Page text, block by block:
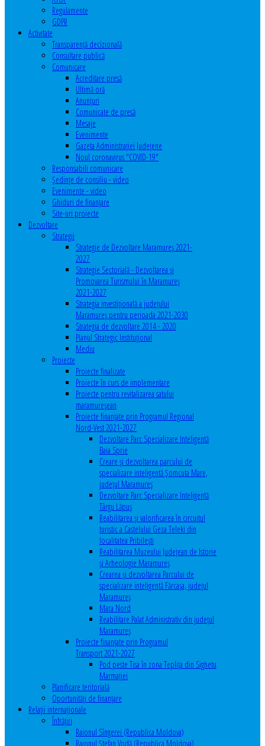
Regulamente
GDPR
Activitate
Transparenţă decizională
Consultare publică
Comunicare
Acreditare presă
Ultimă oră
Anunţuri
Comunicate de presă
Mesaje
Evenimente
Gazeta Administraţiei Judeţene
Noul coronavirus "COVID-19"
Responsabili comunicare
Şedinţe de consiliu - video
Evenimente - video
Ghiduri de finanţare
Site-uri proiecte
Dezvoltare
Strategii
Strategie de Dezvoltare Maramureș 2021-
2027
Strategie Sectorială - Dezvoltarea și
Promovarea Turismului în Maramureș
2021-2027
Strategia investiţională a județului
Maramureș pentru perioada 2021-2030
Strategia de dezvoltare 2014 - 2020
Planul Strategic Instituţional
Mediu
Proiecte
Proiecte finalizate
Proiecte în curs de implementare
Proiecte pentru revitalizarea satului
maramureşean
Proiecte finanțate prin Programul Regional
Nord-Vest 2021-2027
Dezvoltare Parc Specializare Inteligentă
Baia Sprie
Creare și dezvoltarea parcului de
specializare inteligentă Șomcuta Mare,
județul Maramureș
Dezvoltare Parc Specializare Inteligentă
Târgu Lăpuș
Reabilitarea și valorificarea în circuitul
turistic a Castelului Geza Teleki din
localitatea Pribilești
Reabilitarea Muzeului Județean de Istorie
și Arheologie Maramureș
Crearea și dezvoltarea Parcului de
specializare inteligentă Fărcașa, județul
Maramureș
Mara Nord
Reabilitare Palat Administrativ din județul
Maramureș
Proiecte finanțate prin Programul
Transport 2021-2027
Pod peste Tisa în zona Teplița din Sighetu
Marmației
Planificare teritorială
Oportunităţi de finanţare
Relaţii internaţionale
Înfrăţiri
Raionul Sîngerei (Republica Moldova)
Raionul Ștefan Vodă (Republica Moldova)